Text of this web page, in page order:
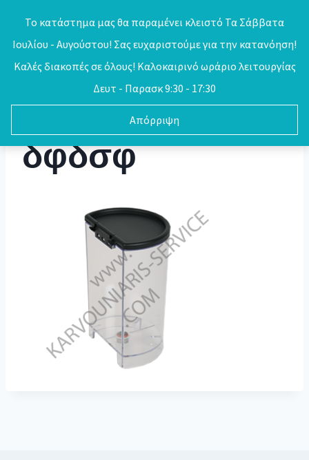
Το κατάστημα μας θα παραμένει κλειστό Τα Σάββατα
Ιουλίου - Αυγούστου! Σας ευχαριστούμε για την κατανόηση!
Καλές διακοπές σε όλους! Καλοκαιρινό ωράριο λειτουργίας
Δευτ - Παρασκ 9:30 - 17:30
Απόρριψη
0
δφδσφ